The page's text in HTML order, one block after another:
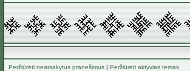
Peržiūrėti neatsakytus pranešimus | Peržiūrėti aktyvias temas